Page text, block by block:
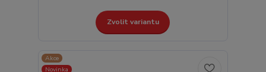
Zvolit variantu
Akce
Novinka